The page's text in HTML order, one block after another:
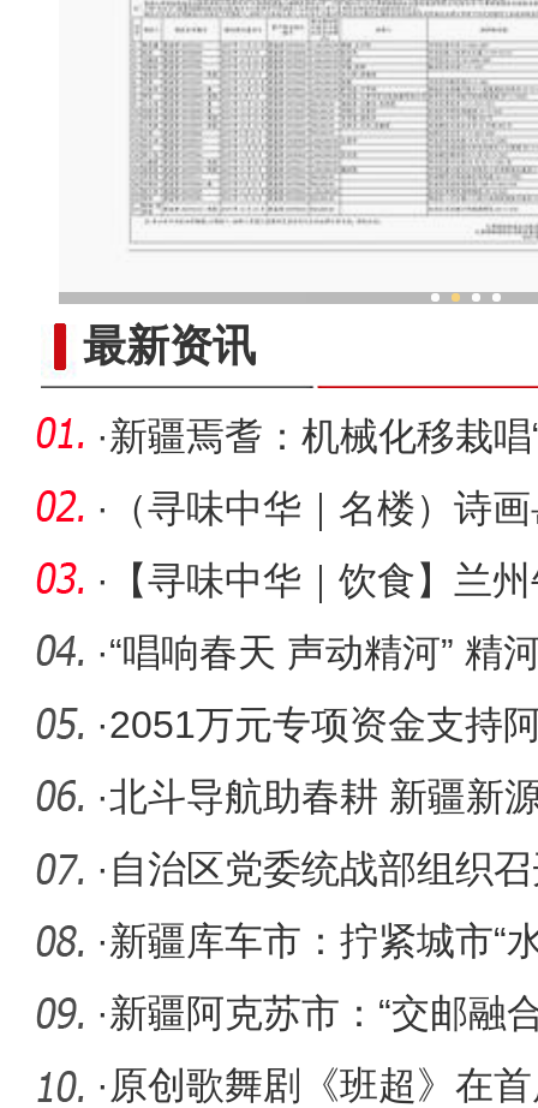
最新资讯
·新疆焉耆：机械化移栽唱
好“钱”
·
（寻味中华｜名楼）诗
·
【寻味中华｜饮食】兰
面，面面不
·“唱响春天 声动精河” 精
大奖
·2051万元专项资金支持
工作
·北斗导航助春耕 新疆新
· 自治区党委统战部组织
派新疆区
·新疆库车市：拧紧城市“
水文章
·新疆阿克苏市：“交邮融
· 原创歌舞剧《班超》在